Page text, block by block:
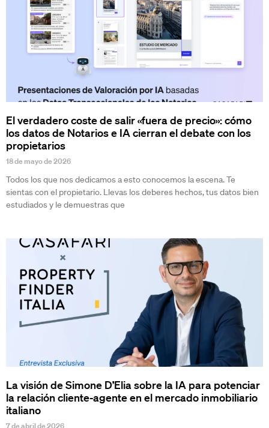
El verdadero coste de salir «fuera de precio»: cómo
los datos de Notarios e IA cierran el debate con los
propietarios
18 de mayo de 2026
Todos los que nos dedicamos a esto conocemos la escena. Te
sientas con el propietario. Llevas los deberes hechos, tus datos bien
estudiados y le demuestras que
La visión de Simone D’Elia sobre la IA para potenciar
la relación cliente-agente en el mercado inmobiliario
italiano
7 de abril de 2026